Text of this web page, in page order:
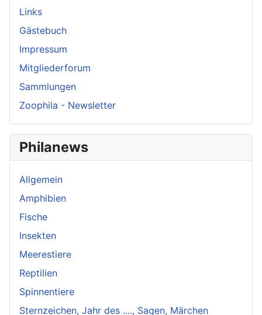
Links
Gästebuch
Impressum
Mitgliederforum
Sammlungen
Zoophila - Newsletter
Philanews
Allgemein
Amphibien
Fische
Insekten
Meerestiere
Reptilien
Spinnentiere
Sternzeichen, Jahr des ...., Sagen, Märchen